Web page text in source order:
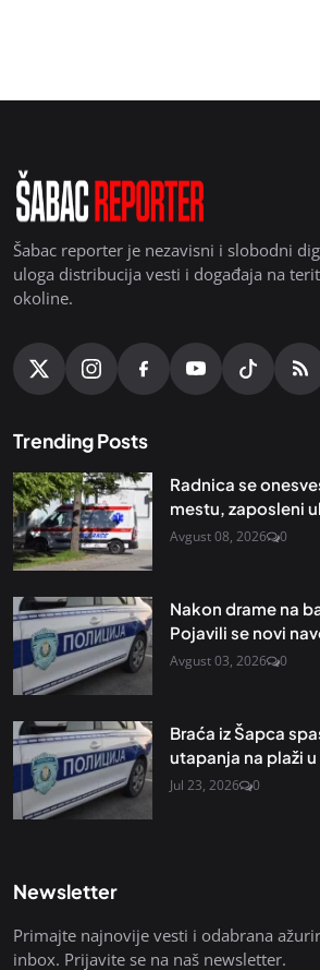
Šabac reporter je nezavisni i slobodni
uloga distribucija vesti i događaja na
okoline.
Trending Posts
Radnica se
mestu, zaposleni
Avgust 08, 2026 0
Nakon drame na
Pojavili se novi
Avgust 03, 2026 0
Braća iz Šapca
utapanja na plaži
Jul 23, 2026 0
Newsletter
Primajte najnovije vesti i odabrana
inbox. Prijavite se na naš newsletter.